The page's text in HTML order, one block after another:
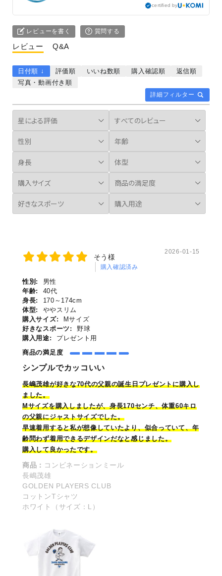
certified by
レビューを書く 質問する
レビュー Q&A
詳細フィルター
日付順 ↓ 評価順 いいね数順 購入確認順
返信順
写真・動画付き順
そう様
購入確認済み
2026-01-15
性別:
男性
年齢:
40代
身長:
170～174cm
体型:
ややスリム
購入サイズ:
Mサイズ
好きなスポーツ:
野球
購入用途:
プレゼント用
商品の満足度
シンプルでカッコいい
長嶋茂雄が好きな70代の父親の誕生日プレゼントに購入し
ました。
Mサイズを購入しましたが、身長170センチ、体重60キロ
の父親にジャストサイズでした。
早速着用すると私が想像していたより、似合っていて、年
齢問わず着用できるデザインだなと感じました。
購入して良かったです。
商品： コンビネーションミール
長嶋茂雄
GOLDEN PLAYERS CLUB
コットンTシャツ
ホワイト（サイズ：L）